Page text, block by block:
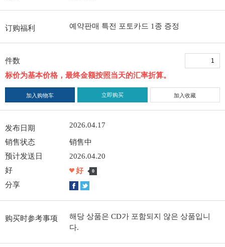
订购福利 예약판매 특전 포토카드 1종 증정
件数
标价为基本价格，最终金额按照当天的汇率折算。
加入购物车 立即购买 加入收藏
发布日期 2026.04.17
销售状态
销售中
预计发送日
2026.04.20
好
好 0
分享
购买时参考事项
해당 상품은 CD가 포함되지 않은 상품입니
다.